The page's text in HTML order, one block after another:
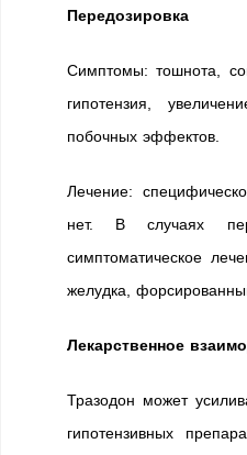
Передозировка
Симптомы: тошнота,
гипотензия,
побочных эффектов.
Лечение:
нет. В случаях
симптоматическое
желудка,
Лекарственное
Тразодон может
гипотензивных